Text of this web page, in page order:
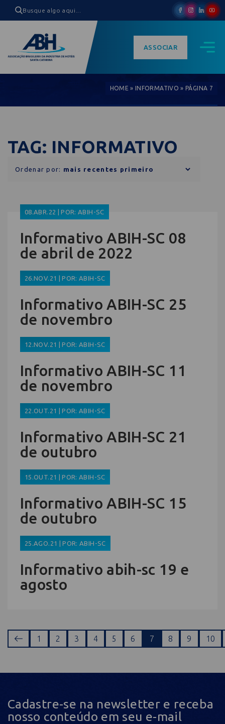
ASSOCIAR
HOME »INFORMATIVO »PÁGINA 7
TAG: INFORMATIVO
Ordenar por:
08.ABR.22 | POR: ABIH-SC
Informativo ABIH-SC 08
de abril de 2022
26.NOV.21 | POR: ABIH-SC
Informativo ABIH-SC 25
de novembro
12.NOV.21 | POR: ABIH-SC
Informativo ABIH-SC 11
de novembro
22.OUT.21 | POR: ABIH-SC
Informativo ABIH-SC 21
de outubro
15.OUT.21 | POR: ABIH-SC
Informativo ABIH-SC 15
de outubro
25.AGO.21 | POR: ABIH-SC
Informativo abih-sc 19 e
agosto
1 2 3 4 5 6 7 8 9 10
Cadastre-se na newsletter e receba
nosso conteúdo em seu e-mail